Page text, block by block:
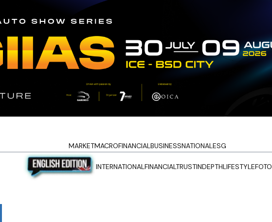
MARKETMACROFINANCIALBUSINESSNATIONALESG
INTERNATIONALFINANCIALTRUSTINDEPTHLIFESTYLEFOTO